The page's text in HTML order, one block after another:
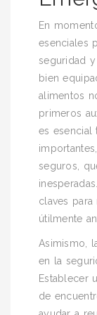
En
esenciales
seguridad
bien
alimentos
primeros
es esencial
seguros,
claves
útilmente
Asimismo,
en la
Establecer
de